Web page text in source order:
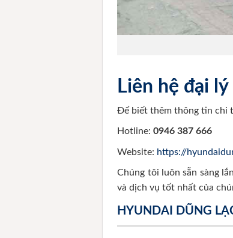
Liên hệ đại
Để biết thêm thông tin chi
Hotline:0946 387 666
Website: https://
Chúng tôi luôn sẵn sàng
và dịch vụ tốt nhất của
HYUNDAI DŨNG